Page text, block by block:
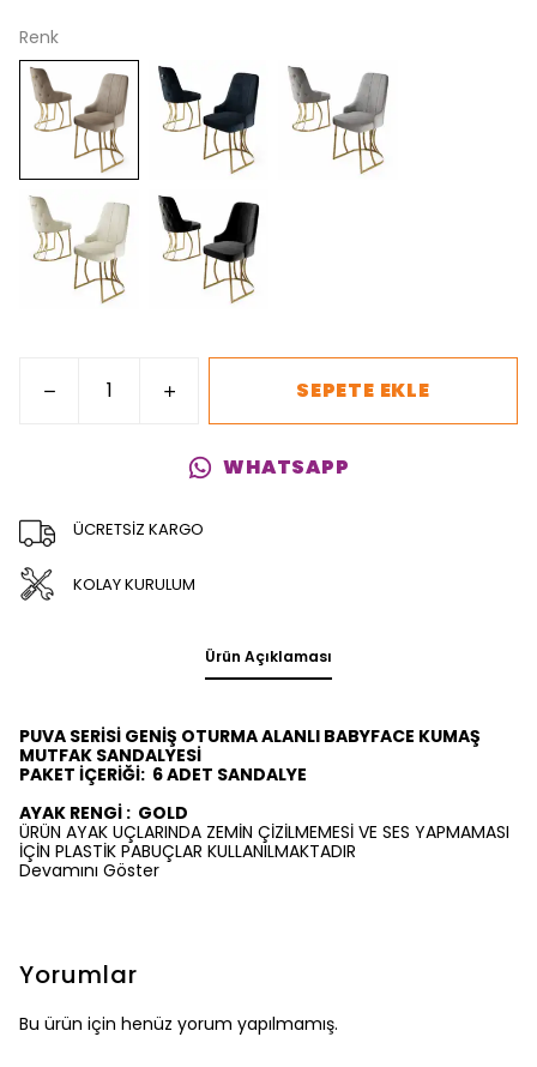
Renk
SEPETE EKLE
WHATSAPP
ÜCRETSİZ KARGO
KOLAY KURULUM
Ürün Açıklaması
PUVA SERİSİ GENİŞ OTURMA ALANLI BABYFACE KUMAŞ
MUTFAK SANDALYESİ
PAKET İÇERİĞİ: 6ADET SANDALYE
AYAK RENGİ : GOLD
ÜRÜN AYAK UÇLARINDA ZEMİN ÇİZİLMEMESİ VE SES YAPMAMASI
İÇİN PLASTİK PABUÇLAR KULLANILMAKTADIR
Devamını Göster
Yorumlar
Bu ürün için henüz yorum yapılmamış.